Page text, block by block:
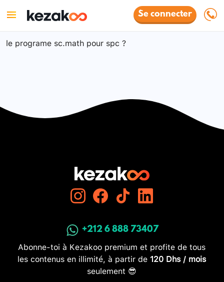
Se connecter
le programe sc.math pour spc ?
+212 6 888 73407
Abonne-toi à Kezakoo premium et profite de tous
les contenus en illimité, à partir de 120 Dhs / mois
seulement 😎